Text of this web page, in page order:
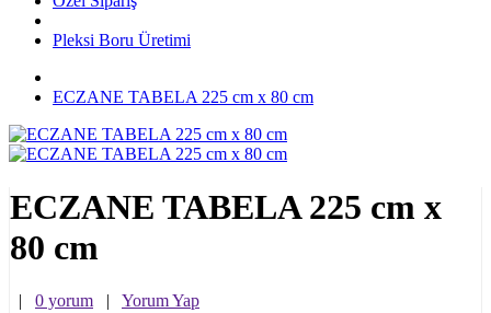
Pleksi Boru Üretimi
ECZANE TABELA 225 cm x 80 cm
ECZANE TABELA 225 cm x
80 cm
0 yorum
Yorum Yap